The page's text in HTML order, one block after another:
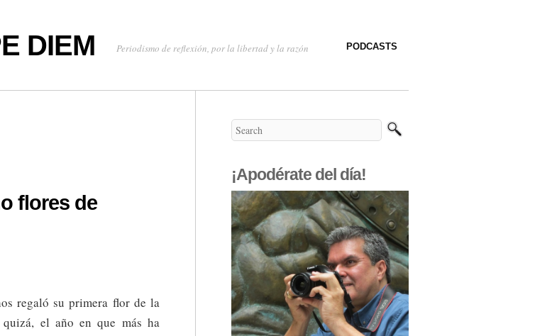
DIEM Periodismo de reflexión, por la libertad y la razón PODCASTS
flores de
regaló su primera flor de la
el año en que más ha
¡Apodérate del día!